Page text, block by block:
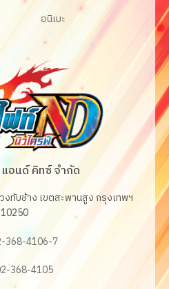
อนิเมะ
อนด์ คิทซ์ จำกัด
ทับช้าง เขตสะพานสูง กรุงเทพฯ
10250
368-4106-7
368-4105